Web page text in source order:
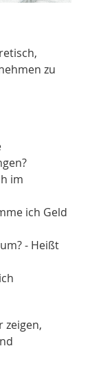
zu
im
ich Geld
- Heißt
zeigen,